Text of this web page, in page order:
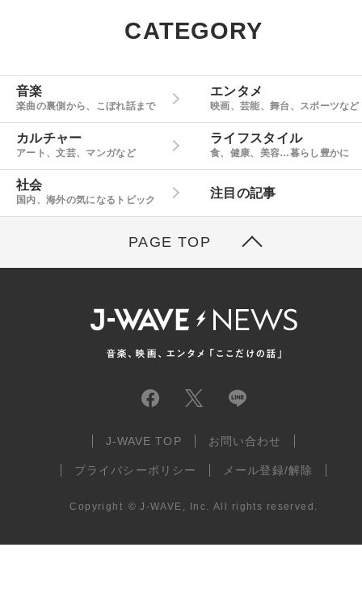
CATEGORY
音楽
楽曲の裏側から、こぼれ話まで
エンタメ
映画、芸能、舞台、スポーツなど
カルチャー
アート、文芸、マンガなど
ライフスタイル
食、健康、美容…暮らし豊かに
社会
国内、海外の気になるトピック
注目の記事
PAGE TOP
J-WAVE TOP お問い合わせ
プライバシーポリシー メール登録/解除
Copyright © J-WAVE, Inc. All rights reserved.